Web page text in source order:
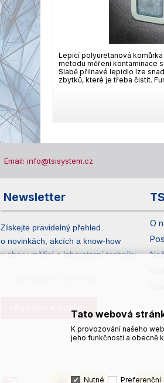
Lepicí polyuretanová
metodu měření kontaminace
Slabě přilnavé lepidlo lze
zbytků, které je třeba čistit.
Email: info@tsisystem.cz
Newsletter
Získejte pravidelný přehled
o novinkách, akcích a know-how
v oboru měřicí a laboratorní techniky.
PŘIHLÁSIT K ODBĚRU
O
Tato webová
K provozování našeho
jeho funkčnosti a obecně
Nutné Preferenční